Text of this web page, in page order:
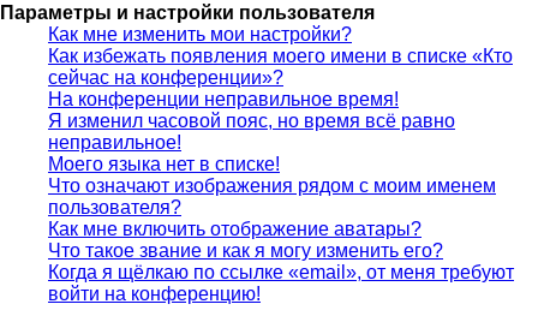
Параметры и настройки пользователя
Как мне изменить мои настройки?
Как избежать появления моего имени в списке «Кто
сейчас на конференции»?
На конференции неправильное время!
Я изменил часовой пояс, но время всё равно
неправильное!
Моего языка нет в списке!
Что означают изображения рядом с моим именем
пользователя?
Как мне включить отображение аватары?
Что такое звание и как я могу изменить его?
Когда я щёлкаю по ссылке «email», от меня требуют
войти на конференцию!